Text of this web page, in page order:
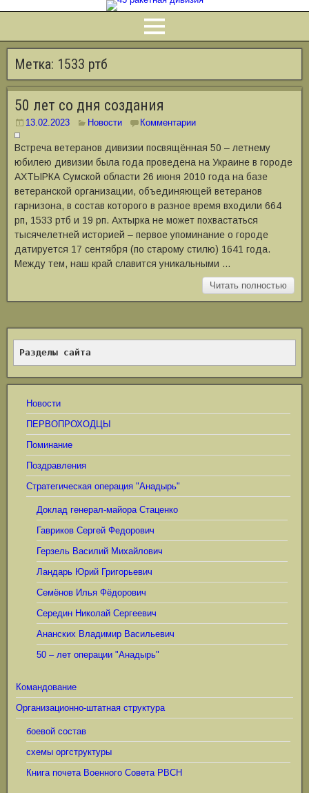
Метка: 1533 ртб
50 лет со дня создания
13.02.2023 Новости Комментарии
Встреча ветеранов дивизии посвящённая 50 – летнему
юбилею дивизии была года проведена на Украине в городе
АХТЫРКА Сумской области 26 июня 2010 года на базе
ветеранской организации, объединяющей ветеранов
гарнизона, в состав которого в разное время входили 664
рп, 1533 ртб и 19 рп. Ахтырка не может похвастаться
тысячелетней историей – первое упоминание о городе
датируется 17 сентября (по старому стилю) 1641 года.
Между тем, наш край славится уникальными …
Читать полностью
Разделы сайта
Новости
ПЕРВОПРОХОДЦЫ
Поминание
Поздравления
Стратегическая операция "Анадырь"
Доклад генерал-майора Стаценко
Гавриков Сергей Федорович
Герзель Василий Михайлович
Ландарь Юрий Григорьевич
Семёнов Илья Фёдорович
Середин Николай Сергеевич
Ананских Владимир Васильевич
50 – лет операции "Анадырь"
Командование
Организационно-штатная структура
боевой состав
схемы оргструктуры
Книга почета Военного Совета РВСН